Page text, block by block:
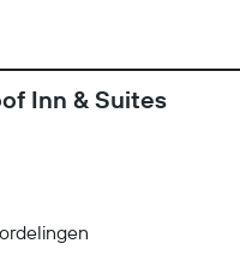
Inn & Suites